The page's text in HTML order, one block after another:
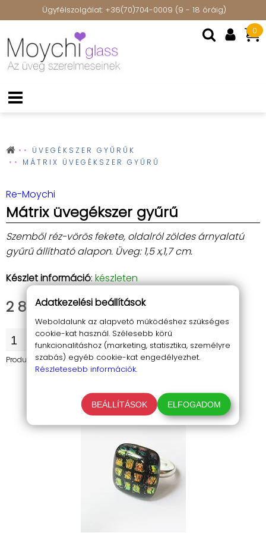
Ügyfélszolgálat: +36(70)704-0009 (9 - 18 óráig)
0
ÜVEGÉKSZER GYŰRŰK
MÁTRIX ÜVEGÉKSZER GYŰRŰ
Re-Moychi
Mátrix üvegékszer gyűrű
Szemből réz-vörös fekete, oldalról zöldes árnyalatú
gyűrű állítható alapon. Üveg: 1,5 x,1,7 cm.
Készlet információ:készleten
2 800 Ft
KOSÁRBA
Product.AddToCartButtonInfoText
Adatkezelési beállítások
Weboldalunk az alapvető működéshez szükséges
cookie-kat használ. Szélesebb körű
funkcionalitáshoz (marketing, statisztika, személyre
szabás) egyéb cookie-kat engedélyezhet.
Részletesebb információk.
BEÁLLÍTÁSOK ELFOGADOM